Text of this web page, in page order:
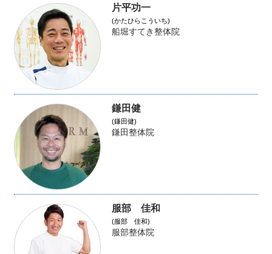
片平功一
(かたひらこういち)
船堀すてき整体院
鎌田健
(鎌田健)
鎌田整体院
服部 佳和
(服部 佳和)
服部整体院